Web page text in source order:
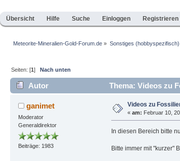
Übersicht Hilfe Suche Einloggen Registrieren
Meteorite-Mineralien-Gold-Forum.de » Sonstiges (hobbyspezifisch)
Seiten: [1]Nach unten
Autor Thema: Videos zu
ganimet
Moderator
Generaldirektor
Beiträge: 1983
Videos zu
« am: Februar 10,
In diesen Bereich bitte
Bitte immer mit "kurzer"